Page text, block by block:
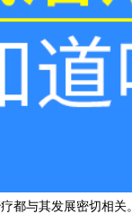
与其发展密切相关